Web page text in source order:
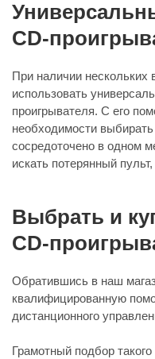
CD-
При наличии нескольких
использовать
проигрывателя. С его
необходимости
сосредоточено в одном
искать потерянный
Выбрать и
CD-
Обратившись в наш
квалифицированную
дистанционного
Грамотный подбор